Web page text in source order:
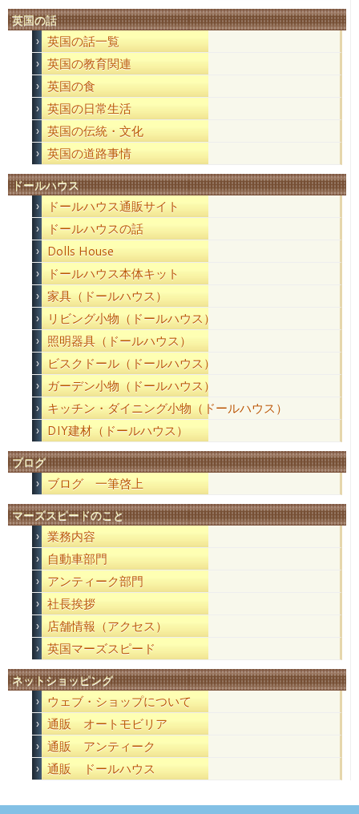
英国の話
英国の話一覧
英国の教育関連
英国の食
英国の日常生活
英国の伝統・文化
英国の道路事情
ドールハウス
ドールハウス通販サイト
ドールハウスの話
Dolls House
ドールハウス本体キット
家具（ドールハウス）
リビング小物（ドールハウス）
照明器具（ドールハウス）
ビスクドール（ドールハウス）
ガーデン小物（ドールハウス）
キッチン・ダイニング小物（ドールハウス）
DIY建材（ドールハウス）
ブログ
ブログ 一筆啓上
マーズスピードのこと
業務内容
自動車部門
アンティーク部門
社長挨拶
店舗情報（アクセス）
英国マーズスピード
ネットショッピング
ウェブ・ショップについて
通販 オートモビリア
通販 アンティーク
通販 ドールハウス